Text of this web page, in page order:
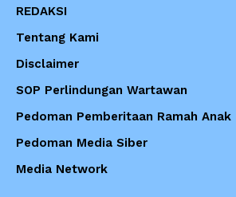
REDAKSI
Tentang Kami
Disclaimer
SOP Perlindungan Wartawan
Pedoman Pemberitaan Ramah Anak
Pedoman Media Siber
Media Network